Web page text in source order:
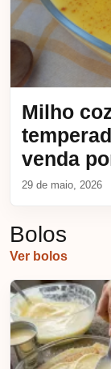
Milho
venda
29 de maio, 2026
Bolos
Ver bolos